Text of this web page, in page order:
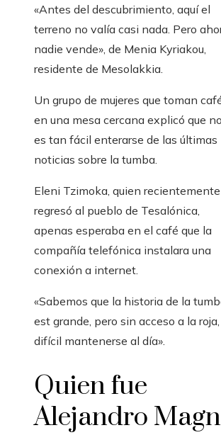
«Antes del descubrimiento, aquí el
terreno no valía casi nada. Pero
nadie vende», de Menia Kyriakou,
residente de Mesolakkia.
Un grupo de mujeres que toman
en una mesa cercana explicó que no
es tan fácil enterarse de las últimas
noticias sobre la tumba.
Eleni Tzimoka, quien recientemente
regresó al pueblo de Tesalónica,
apenas esperaba en el café que la
compañía telefónica instalara una
conexión a internet.
«Sabemos que la historia de la
est grande, pero sin acceso a la
difícil mantenerse al día».
Quien fue
Alejandro